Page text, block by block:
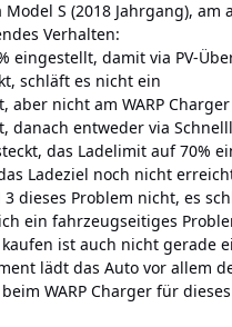
S (2018 Jahrgang), am
Verhalten:
eingestellt, damit via PV-
schläft es nicht ein
aber nicht am WARP
danach entweder via
das Ladelimit auf 70%
Ladeziel noch nicht
dieses Problem nicht, es
ein fahrzeugseitiges
ist auch nicht gerade
lädt das Auto vor allem
WARP Charger für